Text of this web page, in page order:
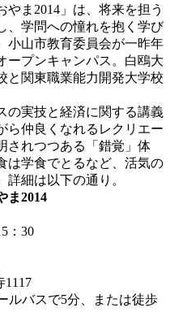
ま2014」は、将来を担う
、学問への憧れを抱く学び
小山市教育委員会が一昨年
ープンキャンパス。白鴎大
と関東職業能力開発大学校
実技と経済に関する講義
ら仲良くなれるレクリエー
されつつある「錯覚」体
は学食でとるなど、活気の
細は以下の通り。
ま2014
：30
1117
ルバスで5分、または徒歩